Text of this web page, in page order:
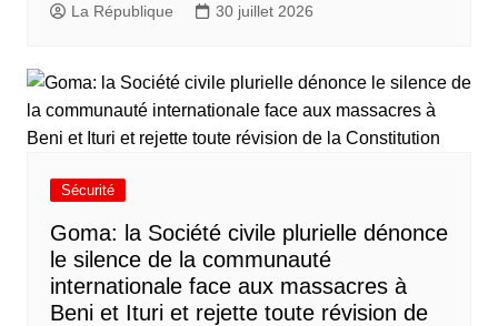
La République 30 juillet 2026
Sécurité
Goma: la Société civile plurielle dénonce
le silence de la communauté
internationale face aux massacres à
Beni et Ituri et rejette toute révision de